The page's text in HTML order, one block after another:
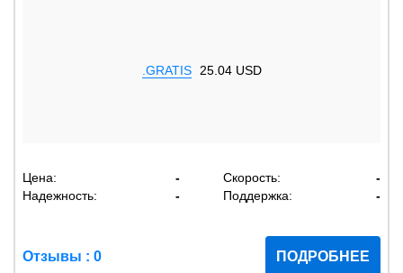
.GRATIS 25.04 USD
Цена: - Скорость:
-
Надежность:
- Поддержка: -
Отзывы : 0 ПОДРОБНЕЕ